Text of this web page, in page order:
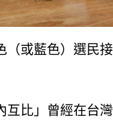
（或藍色）選民
互比」曾經在台